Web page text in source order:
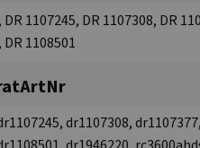
DR 1107245, DR 1107308, DR
DR 1108501
dr1107308,